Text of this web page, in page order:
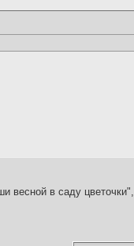
весной в саду цветочки",